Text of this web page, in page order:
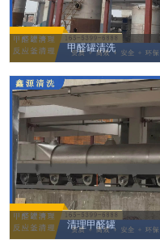
甲醛罐清洗
清理甲醛罐